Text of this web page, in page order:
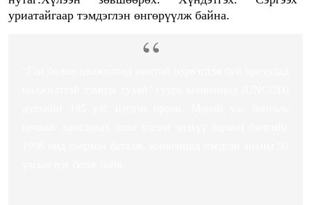
уриатайгаар тэмдэглэн өнгөрүүлж байна.